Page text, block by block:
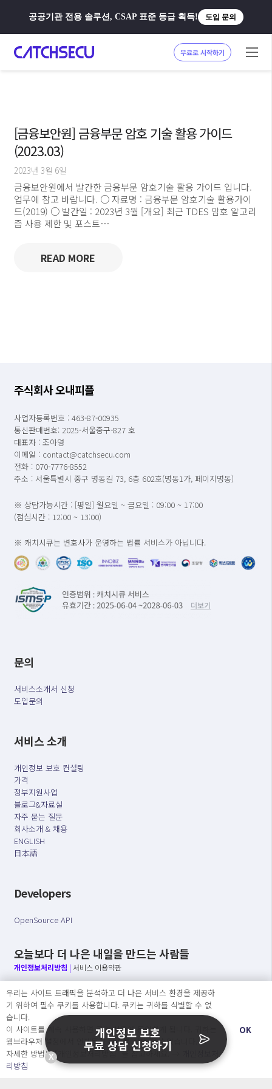
공공기관 전용 솔루션, CSAP 표준 등급 획득! 도입 문의
무료로 시작하기
[금융보안원] 금융부문 암호 기술 활용 가이드
(2023.03)
2023년 3월 6일
금융보안원에서 발간한 금융부문 암호기술 활용 가이드 입니다.
업무에 참고 바랍니다. ○ 자료명 : 금융부문 암호기술 활용가이
드(2019) ○ 발간일 : 2023년 3월 [개요] 최근 TDES 암호 알고리
즘 사용 제한 및 포스트…
READ MORE
주식회사 오내피플
사업자등록번호 : 463-87-00935
통신판매번호: 2025-서울중구-827 호
대표자 : 조아영
이메일 : contact@catchsecu.com
전화 : 070-7776-8552
주소 : 서울특별시 중구 명동길 73, 6층 602호(명동1가, 페이지명동)
※ 상담가능시간 : [평일] 월요일 ~ 금요일 : 09:00 ~ 17:00
(점심시간 : 12:00 ~ 13:00)
※ 캐치시큐는 변호사가 운영하는 법률 서비스가 아닙니다.
문의
서비스소개서 신청
도입문의
서비스 소개
개인정보 보호 컨설팅
가격
정부지원사업
블로그&자료실
자주 묻는 질문
회사소개 & 채용
ENGLISH
日本語
Developers
OpenSource API
오늘보다 더 나은 내일을 만드는 사람들
개인정보처리방침 | 서비스 이용약관
○ 개인정보보호 컴플라이언스를 선도하겠습니다.
○ 정보주체의 권리를 보장하겠습니다.
○ 기업의 개인정보보호를 위한 효율적 관리를 보장하겠습니다.
Copyright Ⓒ
2026 O.NE PEOPLE Co., Ltd. All rights reserved.
우리는 사이트 트래픽을 분석하고 더 나은 서비스 환경을 제공하
기 위하여 필수 쿠키를 사용합니다. 쿠키는 귀하를 식별할 수 없
습니다.
이 사이트를 계속 사용하면 쿠키 사용에 동의하게 됩니다. 귀하는
웹브라우져 설정에서 언제든지 쿠키를 삭제 할 수있습니다.
자세한 방법은 “개인정보처리방침” 을 참고하세요. →
리방침
OK
X
개인정보 보호
무료 상담 신청하기